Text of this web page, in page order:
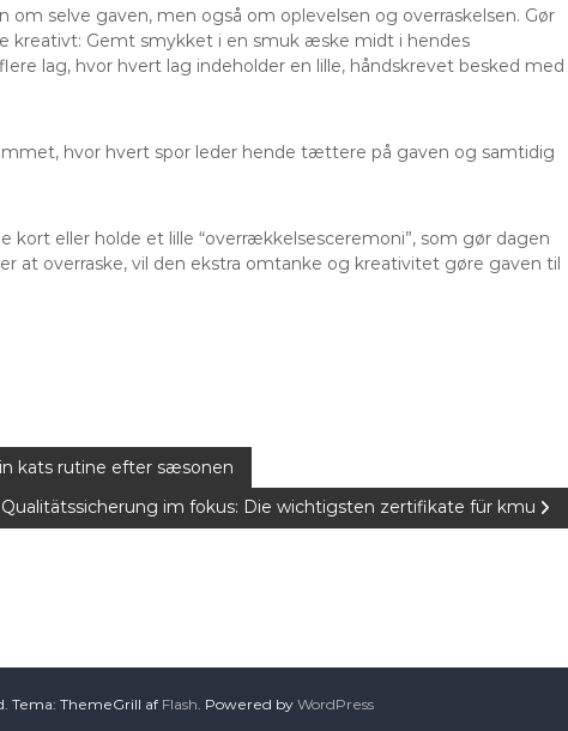
selve gaven, men også om oplevelsen og overraskelsen. Gør
Gemt smykket i en smuk æske midt i hendes
lag, hvor hvert lag indeholder en lille, håndskrevet besked med
hvor hvert spor leder hende tættere på gaven og samtidig
kort eller holde et lille “overrækkelsesceremoni”, som gør dagen
at overraske, vil den ekstra omtanke og kreativitet gøre gaven til
kats rutine efter sæsonen
Qualitätssicherung im fokus: Die wichtigsten zertifikate für kmu
Tema: ThemeGrill af Flash. Powered by WordPress